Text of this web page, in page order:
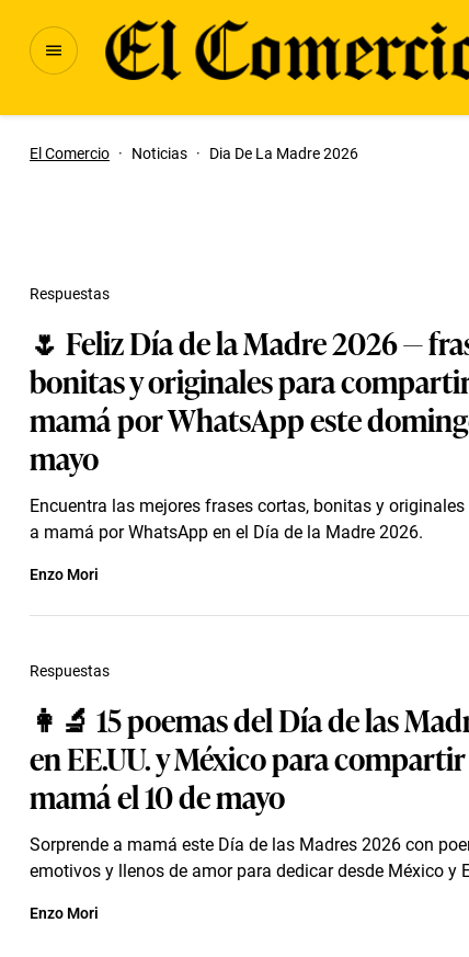
El Comercio · Noticias · Dia De La Madre 2026
🌷 Feliz Día de la Madre 2026 —
bonitas y originales para
mamá por WhatsApp este
mayo
Encuentra las mejores frases cortas, bonitas y
a mamá por WhatsApp en el Día de la Madre 2026.
Respuestas
Enzo Mori
👩‍🔬 15 poemas del Día de las
en EE.UU. y México para
mamá el 10 de mayo
Sorprende a mamá este Día de las Madres 2026 con
emotivos y llenos de amor para dedicar desde México y
Respuestas
Enzo Mori